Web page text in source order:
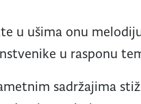
u ušima onu
u rasponu
sadržajima